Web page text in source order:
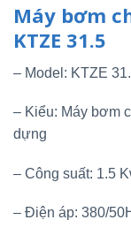
Máy bơm
KTZE 31.5
– Model: KTZE
– Kiểu: Máy bơm
dựng
– Công suất: 1.5
– Điện áp: 380/